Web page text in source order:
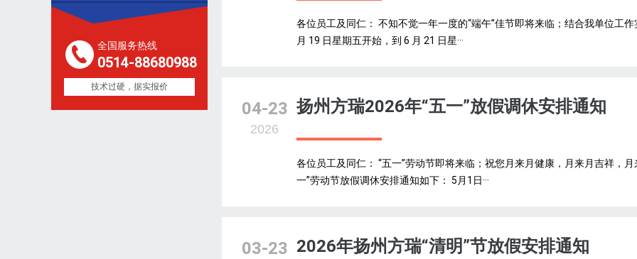
全国服务热线
0514-88680988
技术过硬，据实报价
各位员工及同仁： 不知不觉一年一度的“端午”佳节即将来临；结合我单位工
月 19 日星期五开始，到 6 月 21 日星···
04-23
2026
扬州方瑞2026年“五一”放假调休安排通知
各位员工及同仁： “五一”劳动节‌即将来临；祝您月来月健康，月来月吉祥，
一”劳动节放假调休安排通知如下： 5月1日···
03-23 2026年扬州方瑞“清明”节放假安排通知